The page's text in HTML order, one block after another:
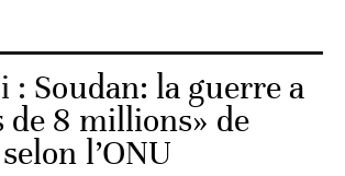
: Soudan: la guerre a
de 8 millions» de
l’ONU